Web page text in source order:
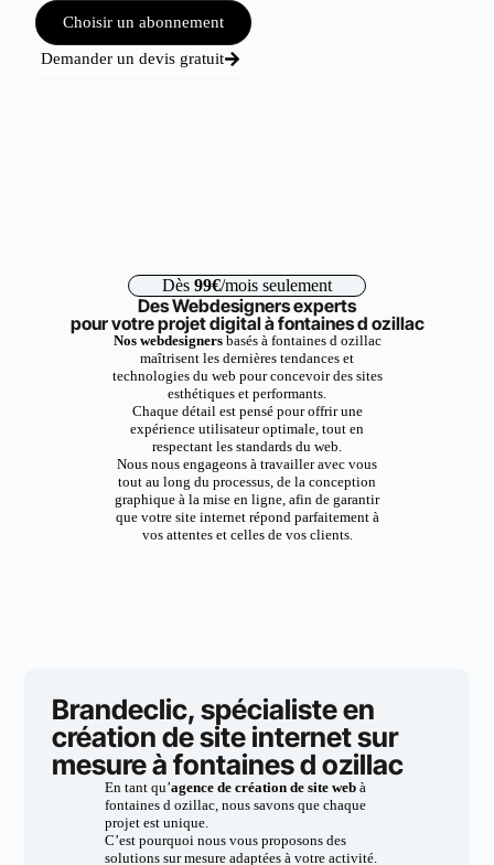
Choisir un abonnement
Demander un devis gratuit
Dès 99€/mois seulement
Des Webdesigners experts
pour votre projet digital à fontaines d ozillac
Nos webdesignersbasés à fontaines d ozillac
maîtrisent les dernières tendances et
technologies du web pour concevoir des sites
esthétiques et performants.
Chaque détail est pensé pour offrir une
expérience utilisateur optimale, tout en
respectant les standards du web.
Nous nous engageons à travailler avec vous
tout au long du processus, de la conception
graphique à la mise en ligne, afin de garantir
que votre site internet répond parfaitement à
vos attentes et celles de vos clients.
Brandeclic, spécialiste en
création de site internet sur
mesure à fontaines d ozillac
En tant qu’agence de création de site webà
fontaines d ozillac, nous savons que chaque
projet est unique.
C’est pourquoi nous vous proposons des
solutions sur mesure adaptées à votre activité.